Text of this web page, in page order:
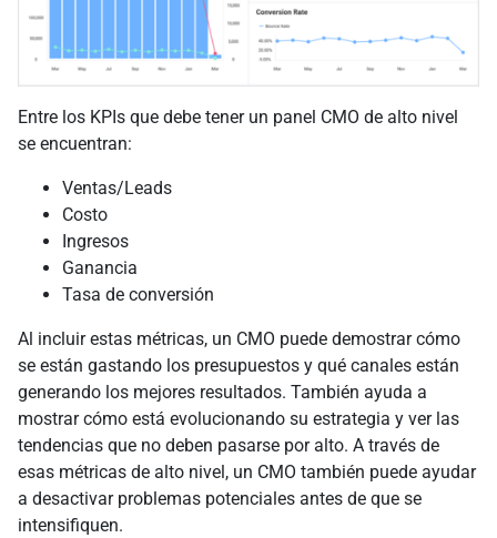
Entre los KPIs que debe tener un panel CMO de alto nivel
se encuentran:
Ventas/Leads
Costo
Ingresos
Ganancia
Tasa de conversión
Al incluir estas métricas, un CMO puede demostrar cómo
se están gastando los presupuestos y qué canales están
generando los mejores resultados. También ayuda a
mostrar cómo está evolucionando su estrategia y ver las
tendencias que no deben pasarse por alto. A través de
esas métricas de alto nivel, un CMO también puede ayudar
a desactivar problemas potenciales antes de que se
intensifiquen.